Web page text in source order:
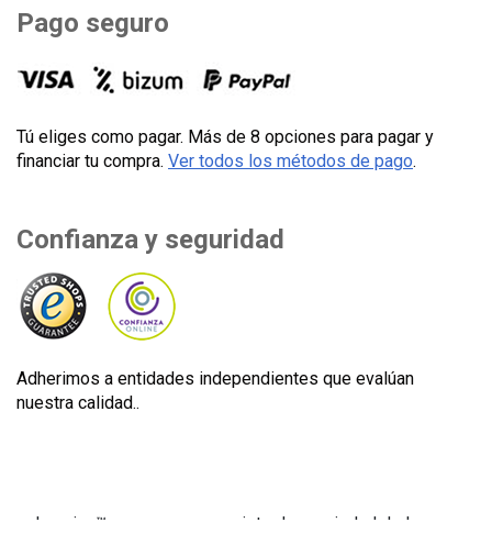
Pago seguro
Tú eliges como pagar. Más de 8 opciones para pagar y
financiar tu compra. Ver todos los métodos de pago.
Confianza y seguridad
Adherimos a entidades independientes que evalúan
nuestra calidad..
Lecuine™ es una marca registrada propiedad de Lecom